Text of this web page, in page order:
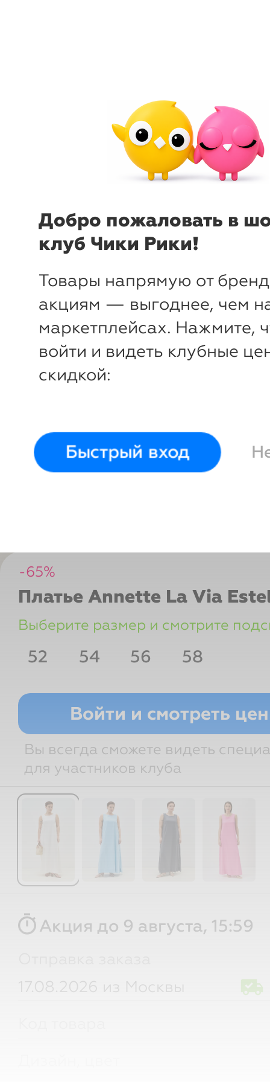
Добро пожаловать в
клуб Чики Рики!
Товары напрямую от
акциям — выгоднее, чем
маркетплейсах. Нажмите,
войти и видеть клубные
скидкой:
Быстрый вход
-65%
Платье Annette La Via
Выберите размер и смотрите
52 54 56 58
Размер РФ Рост Грудь
Войти и смотреть
Вы всегда сможете видеть
для участников клуба
timerАкция до 9 августа, 15:59
17.08.2026 из Москвы